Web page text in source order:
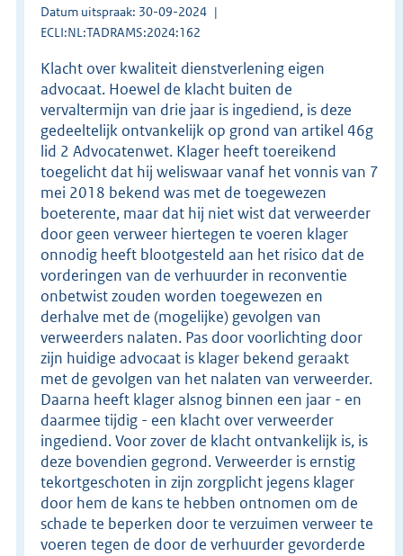
Datum uitspraak: 30-09-2024
ECLI:NL:TADRAMS:2024:162
Klacht over kwaliteit dienstverlening eigen
advocaat. Hoewel de klacht buiten de
vervaltermijn van drie jaar is ingediend, is deze
gedeeltelijk ontvankelijk op grond van artikel 46g
lid 2 Advocatenwet. Klager heeft toereikend
toegelicht dat hij weliswaar vanaf het vonnis van 7
mei 2018 bekend was met de toegewezen
boeterente, maar dat hij niet wist dat verweerder
door geen verweer hiertegen te voeren klager
onnodig heeft blootgesteld aan het risico dat de
vorderingen van de verhuurder in reconventie
onbetwist zouden worden toegewezen en
derhalve met de (mogelijke) gevolgen van
verweerders nalaten. Pas door voorlichting door
zijn huidige advocaat is klager bekend geraakt
met de gevolgen van het nalaten van verweerder.
Daarna heeft klager alsnog binnen een jaar - en
daarmee tijdig - een klacht over verweerder
ingediend. Voor zover de klacht ontvankelijk is, is
deze bovendien gegrond. Verweerder is ernstig
tekortgeschoten in zijn zorgplicht jegens klager
door hem de kans te hebben ontnomen om de
schade te beperken door te verzuimen verweer te
voeren tegen de door de verhuurder gevorderde